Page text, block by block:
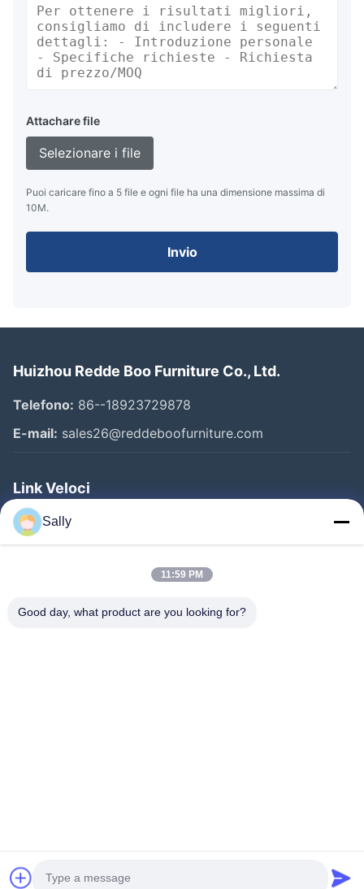
Attachare file
Selezionare i file
Puoi caricare fino a 5 file e ogni file ha una dimensione massima di
10M.
Invio
Huizhou Redde Boo Furniture Co., Ltd.
Telefono: 86--18923729878
E-mail: sales26@reddeboofurniture.com
Link Veloci
Casa
Prodotti
Chi Siamo
©2025- Huizhou Redde Boo Furniture Co., Ltd.. . Tutti i diritti riservati.
Sally
11:59 PM
Good day, what product are you looking for?